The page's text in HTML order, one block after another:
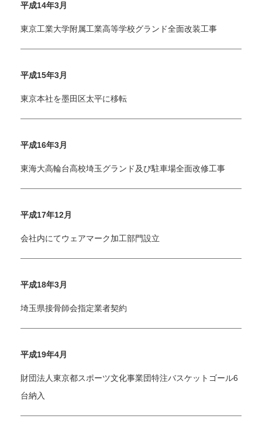
平成14年3月
東京工業大学附属工業高等学校グランド全面改装工事
平成15年3月
東京本社を墨田区太平に移転
平成16年3月
東海大高輪台高校埼玉グランド及び駐車場全面改修工事
平成17年12月
会社内にてウェアマーク加工部門設立
平成18年3月
埼玉県接骨師会指定業者契約
平成19年4月
財団法人東京都スポーツ文化事業団特注バスケットゴール6
台納入